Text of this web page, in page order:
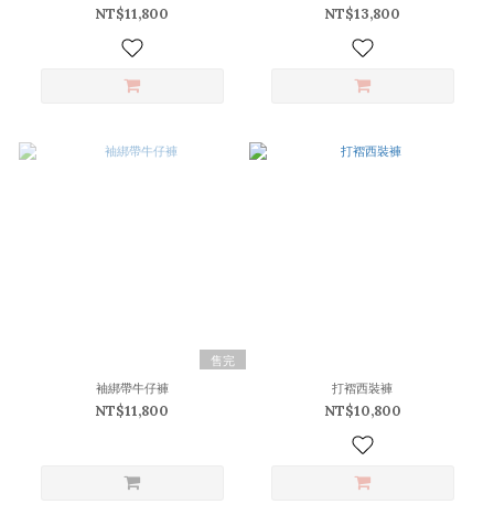
NT$11,800 NT$13,800
售完
袖綁帶牛仔褲
NT$11,800
打褶西裝褲
NT$10,800